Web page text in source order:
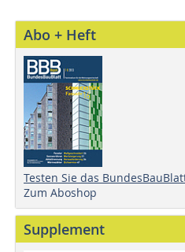
Abo + Heft
Testen Sie das
Zum Aboshop
Supplement